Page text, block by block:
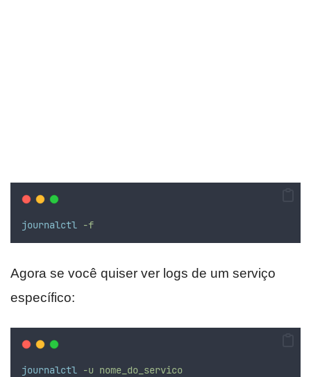
journalctl -f
Agora se você quiser ver logs de um serviço
específico:
journalctl -u nome_do_servico